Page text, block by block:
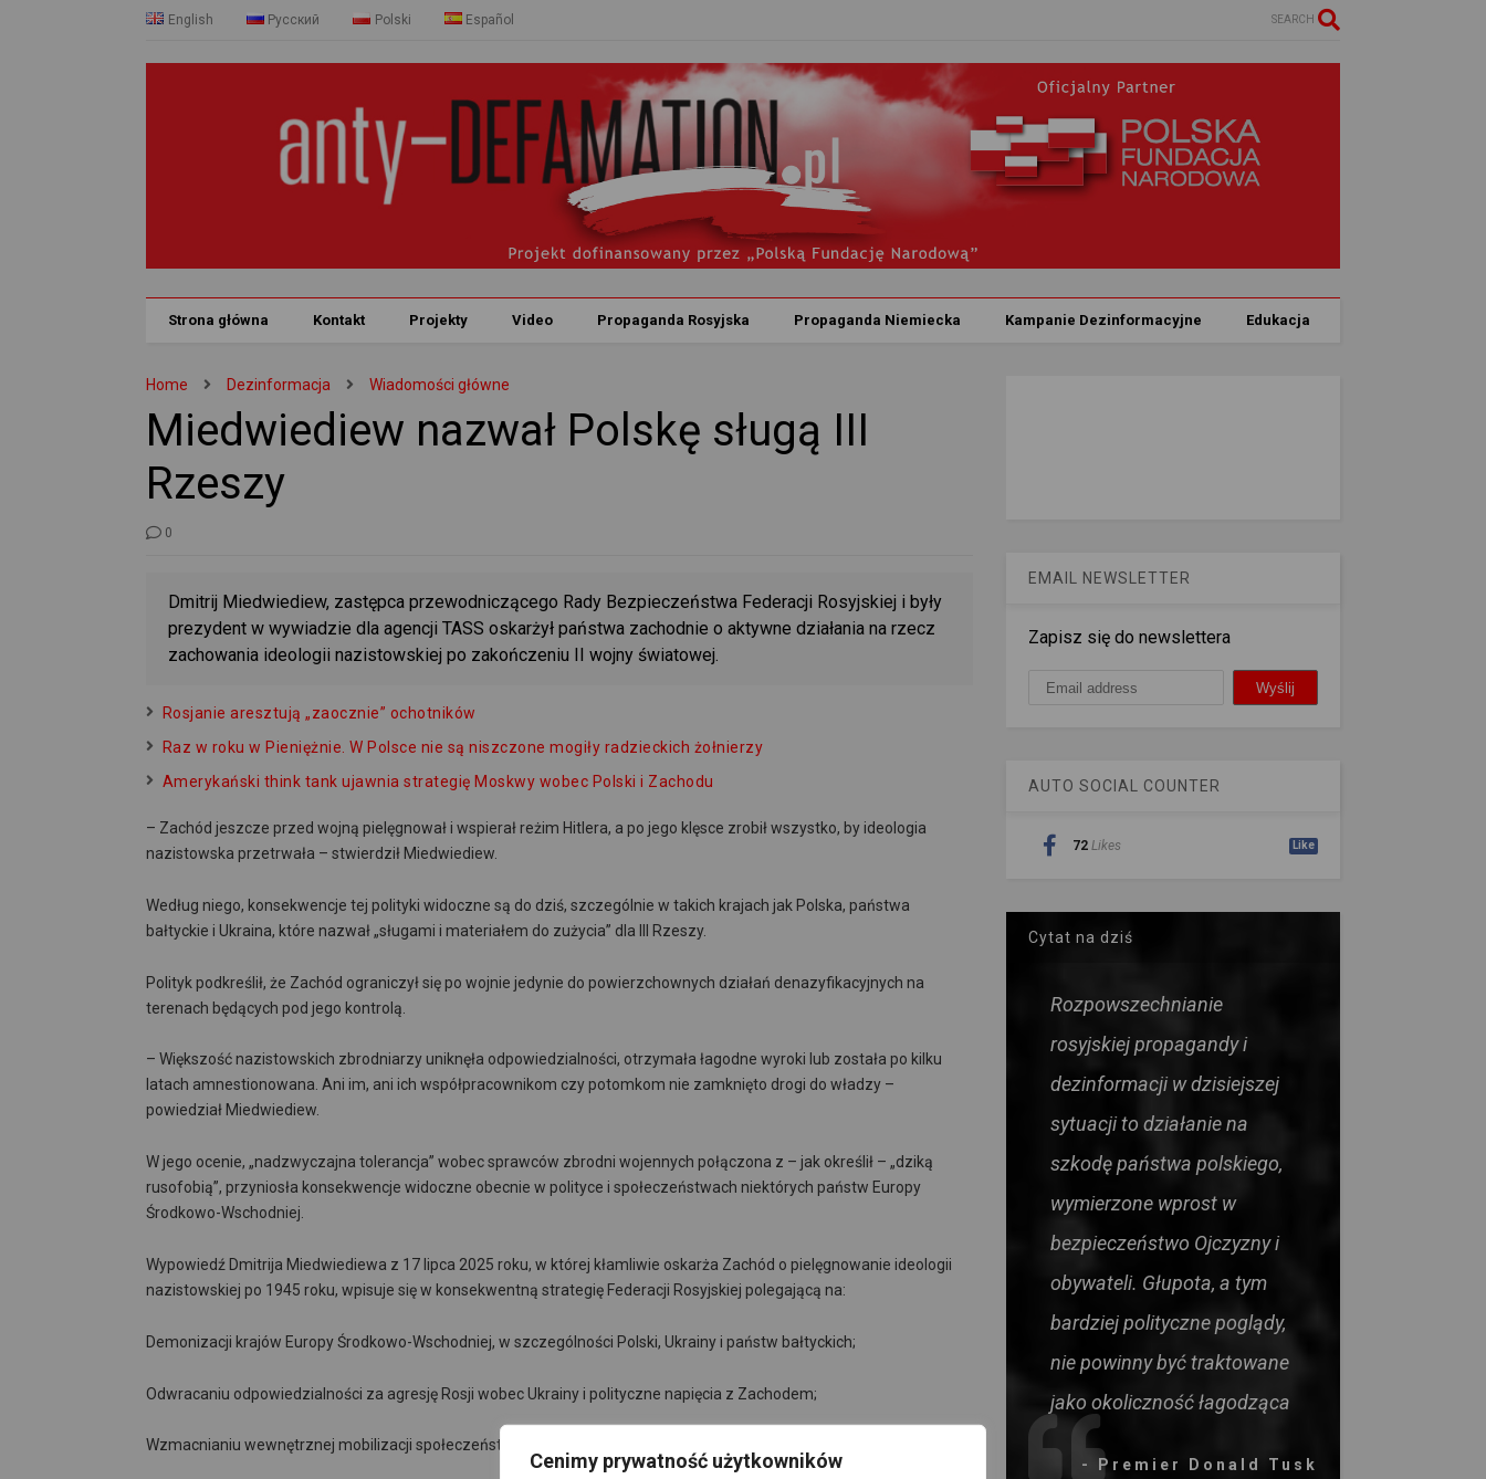
Cenimy prywatność użytkowników
English Русский Polski Español SEARCH
Strona główna Kontakt Projekty Video Propaganda Rosyjska Propaganda Niemiecka Kampanie Dezinformacyjne Edukacja
Home Dezinformacja Wiadomości główne
Miedwiediew nazwał Polskę sługą III
Rzeszy
0
Dmitrij Miedwiediew, zastępca przewodniczącego Rady Bezpieczeństwa Federacji Rosyjskiej i były
prezydent w wywiadzie dla agencji TASS oskarżył państwa zachodnie o aktywne działania na rzecz
zachowania ideologii nazistowskiej po zakończeniu II wojny światowej.
Rosjanie aresztują „zaocznie” ochotników
Raz w roku w Pieniężnie. W Polsce nie są niszczone mogiły radzieckich żołnierzy
Amerykański think tank ujawnia strategię Moskwy wobec Polski i Zachodu
– Zachód jeszcze przed wojną pielęgnował i wspierał reżim Hitlera, a po jego klęsce zrobił wszystko, by ideologia
nazistowska przetrwała – stwierdził Miedwiediew.
Według niego, konsekwencje tej polityki widoczne są do dziś, szczególnie w takich krajach jak Polska, państwa
bałtyckie i Ukraina, które nazwał „sługami i materiałem do zużycia” dla III Rzeszy.
Polityk podkreślił, że Zachód ograniczył się po wojnie jedynie do powierzchownych działań denazyfikacyjnych na
terenach będących pod jego kontrolą.
– Większość nazistowskich zbrodniarzy uniknęła odpowiedzialności, otrzymała łagodne wyroki lub została po kilku
latach amnestionowana. Ani im, ani ich współpracownikom czy potomkom nie zamknięto drogi do władzy –
powiedział Miedwiediew.
W jego ocenie, „nadzwyczajna tolerancja” wobec sprawców zbrodni wojennych połączona z – jak określił – „dziką
rusofobią”, przyniosła konsekwencje widoczne obecnie w polityce i społeczeństwach niektórych państw Europy
Środkowo-Wschodniej.
Wypowiedź Dmitrija Miedwiediewa z 17 lipca 2025 roku, w której kłamliwie oskarża Zachód o pielęgnowanie ideologii
nazistowskiej po 1945 roku, wpisuje się w konsekwentną strategię Federacji Rosyjskiej polegającą na:
Demonizacji krajów Europy Środkowo-Wschodniej, w szczególności Polski, Ukrainy i państw bałtyckich;
Odwracaniu odpowiedzialności za agresję Rosji wobec Ukrainy i polityczne napięcia z Zachodem;
Wzmacnianiu wewnętrznej mobilizacji społeczeństwa rosyjskiego wokół hasła walki z „neonazizmem”.
EMAIL NEWSLETTER
Zapisz się do newslettera
AUTO SOCIAL COUNTER
72 Likes Like
Cytat na dziś
Rozpowszechnianie
rosyjskiej propagandy i
dezinformacji w dzisiejszej
sytuacji to działanie na
szkodę państwa polskiego,
wymierzone wprost w
bezpieczeństwo Ojczyzny i
obywateli. Głupota, a tym
bardziej polityczne poglądy,
nie powinny być traktowane
jako okoliczność łagodząca
- Premier Donald Tusk